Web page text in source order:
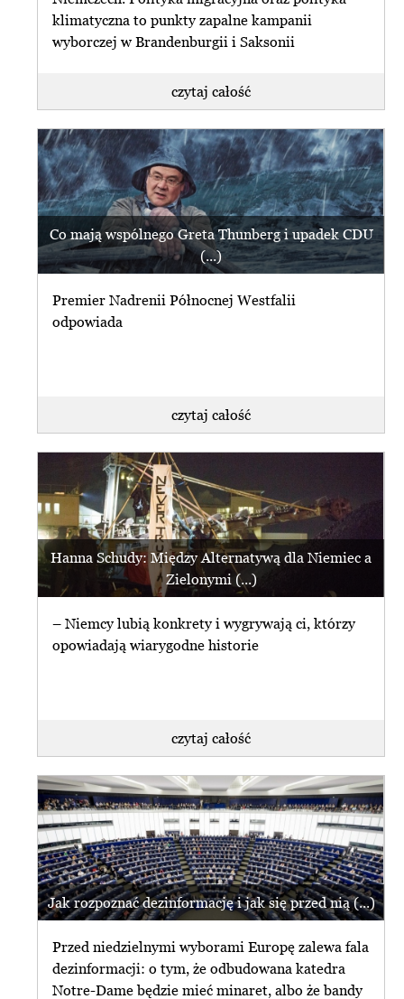
klimatyczna to punkty zapalne kampanii
wyborczej w Brandenburgii i Saksonii
czytaj całość
Co mają wspólnego Greta Thunberg i upadek CDU
(...)
Premier Nadrenii Północnej Westfalii
odpowiada
czytaj całość
Hanna Schudy: Między Alternatywą dla Niemiec a
Zielonymi (...)
– Niemcy lubią konkrety i wygrywają ci, którzy
opowiadają wiarygodne historie
czytaj całość
Jak rozpoznać dezinformację i jak się przed nią (...)
Przed niedzielnymi wyborami Europę zalewa fala
dezinformacji: o tym, że odbudowana katedra
Notre-Dame będzie mieć minaret, albo że bandy